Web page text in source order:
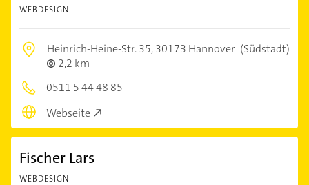
WEBDESIGN
Heinrich-Heine-Str. 35,30173 Hannover (Südstadt)
2,2 km
0511 5 44 48 85
Webseite
Fischer Lars
WEBDESIGN